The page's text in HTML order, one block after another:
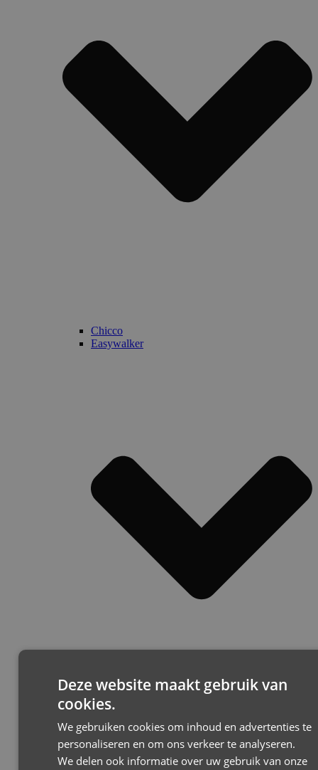
Chicco
Easywalker
Jackey² XL
Joolz
Deze website maakt gebruik van
cookies.
We gebruiken cookies om inhoud en advertenties te
personaliseren en om ons verkeer te analyseren.
We delen ook informatie over uw gebruik van onze